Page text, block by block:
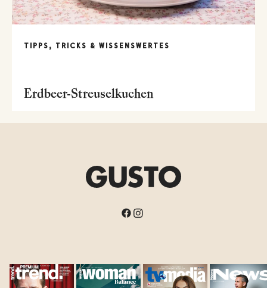
TIPPS, TRICKS & WISSENSWERTES
Erdbeer-Streuselkuchen